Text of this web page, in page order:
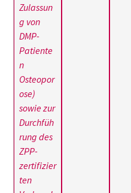
Zulassun
g von
DMP-
Patiente
n
Osteopor
ose)
sowie zur
Durchfüh
rung des
ZPP-
zertifizier
ten